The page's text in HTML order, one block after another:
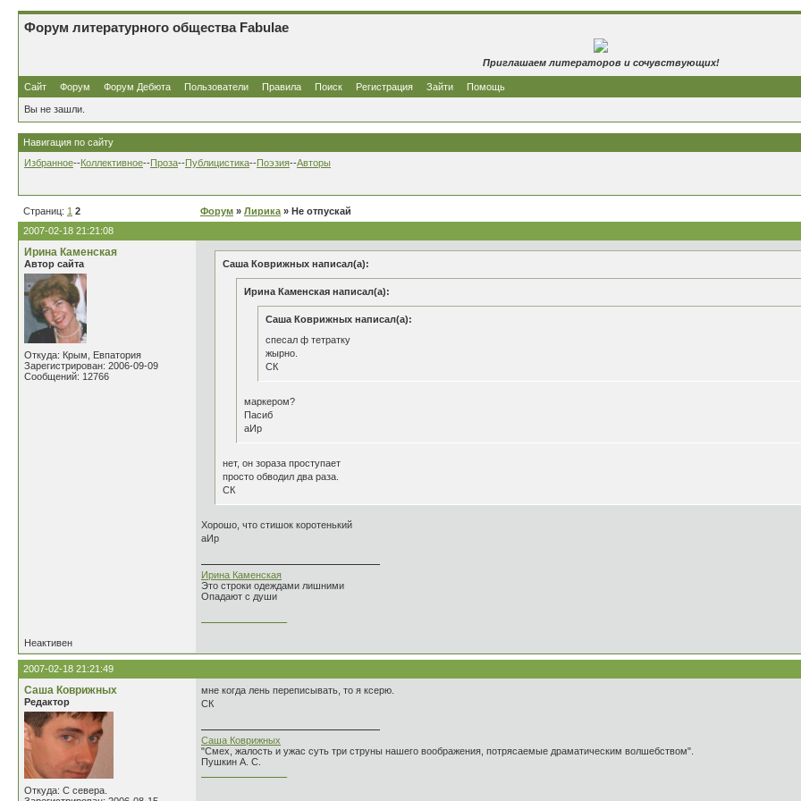
Форум литературного общества Fabulae
Приглашаем литераторов и сочувствующих!
Сайт Форум Форум Дебюта Пользователи Правила Поиск Регистрация Зайти Помощь
Вы не зашли.
Навигация по сайту
Избранное--Коллективное--Проза--Публицистика--Поэзия--Авторы
Страниц: 1 2 Форум » Лирика » Не отпускай
2007-02-18 21:21:08
Ирина Каменская
Автор сайта
Откуда: Крым, Евпатория
Зарегистрирован: 2006-09-09
Сообщений: 12766
Саша Коврижных написал(а):
Ирина Каменская написал(а):
Саша Коврижных написал(а):
спесал ф тетратку
жырно.
СК
маркером?
Пасиб
аИр
нет, он зораза проступает
просто обводил два раза.
СК
Хорошо, что стишок коротенький
аИр
Ирина Каменская
Это строки одеждами лишними
Опадают с души
Неактивен
2007-02-18 21:21:49
Саша Коврижных
Редактор
Откуда: С севера.
мне когда лень переписывать, то я ксерю.
СК
Саша Коврижных
"Смех, жалость и ужас суть три струны нашего воображения, потрясаемые драматическим волшебством".
Пушкин А. С.